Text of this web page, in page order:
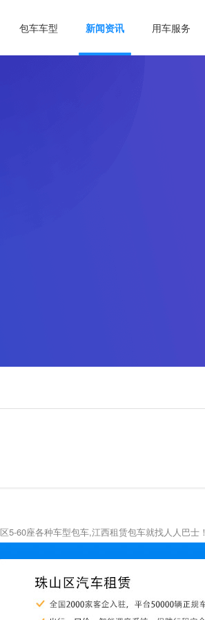
包车车型 新闻资讯 用车服务
60座各种车型包车,江西租赁包车就找人人巴士！